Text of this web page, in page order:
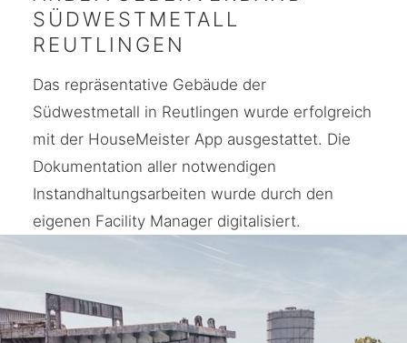
SÜDWESTMETALL
REUTLINGEN
Das repräsentative Gebäude der
Südwestmetall in Reutlingen wurde erfolgreich
mit der HouseMeister App ausgestattet. Die
Dokumentation aller notwendigen
Instandhaltungsarbeiten wurde durch den
eigenen Facility Manager digitalisiert.